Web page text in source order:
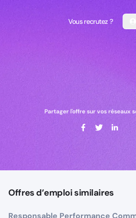
Vous recrutez ?
Vous recrutez ?
Partager l'offre sur vos réseaux
Offres d’emploi similaires
Responsable Performance